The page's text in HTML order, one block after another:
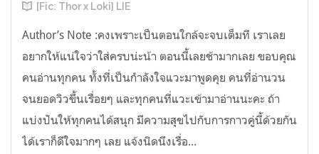
[Fic: Thor x Loki] LIE
Author’s Note :คงเพราะเป็นตอนใกล้จะจบเต็มที เราเลย
อยากให้แน่ใจว่าใส่ครบน่ะน้า ตอนนี้เลยช้ามากเลย ขอบคุณ
คนอ่านทุกคน ทั้งที่เป็นกำลังใจแวะมาพูดคุย คนที่อ่านวน
จนยอดวิวขึ้นเรื่อยๆ และทุกคนที่แวะเข้ามาอ่านนะคะ ถ้า
แบ่งปันให้ทุกคนได้สนุก มีความสุขไปกับการกาวคู่นี้ด้วยกัน
ได้เราก็ดีใจมากๆ เลย แจ้งนิดนึงเรื่อ...